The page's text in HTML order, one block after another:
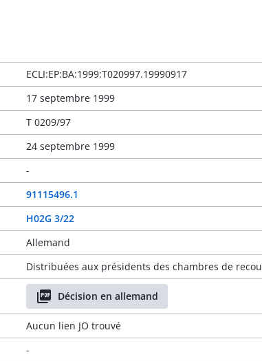
ECLI:EP:BA:1999:T020997.19990917
17 septembre 1999
T 0209/97
24 septembre 1999
-
91115496.1
H02G 3/22
Allemand
Distribuées aux présidents des chambres de
Décision en allemand
Aucun lien JO trouvé
-